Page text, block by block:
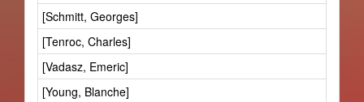
[Schmitt, Georges]
[Tenroc, Charles]
[Vadasz, Emeric]
[Young, Blanche]